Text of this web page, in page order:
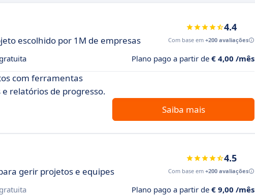
escolhido por 1M de empresas
4.4
Com base em +200 avaliações
Plano pago a partir de € 4,00 /mês
com ferramentas
relatórios de progresso.
Saiba mais
gerir projetos e equipes
4.5
Com base em +200 avaliações
Plano pago a partir de € 9,00 /mês